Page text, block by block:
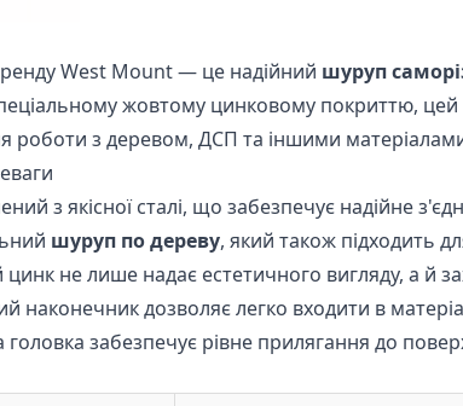
West Mount — це надійний шуруп
жовтому цинковому покриттю,
роботи з деревом, ДСП та іншими
з якісної сталі, що забезпечує надійне
шуруп по дереву, який також підходить
не лише надає естетичного вигляду, а й
наконечник дозволяє легко входити в
забезпечує рівне прилягання до